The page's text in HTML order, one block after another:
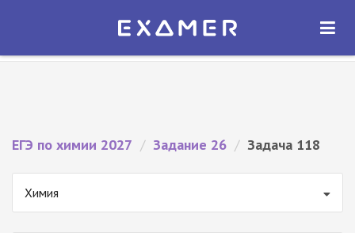
Экзамер — ЕГЭ 2027
ОТКРЫТЬ
ЕГЭ по химии 2027 / Задание 26 / Задача 118
Химия